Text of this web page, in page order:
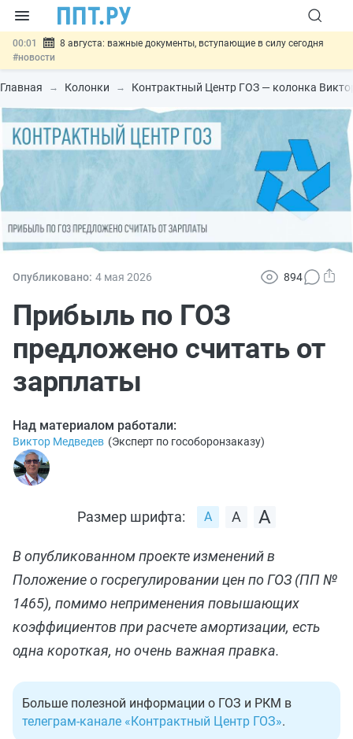
00:01
8 августа: важные документы, вступающие в силу сегодня
#новости
07.08 Подписан закон о блокировке продажи опасных товаров через
«Честный знак»#новости
07.08
Госпошлину за устранение ошибок в документах предлагают
отменить #новости
Разработают единые критерии трудовых и ГПХ-
Главная Колонки Контрактный Центр ГОЗ — колонка
Опубликовано: 4 мая 2026 894
Прибыль по ГОЗ
предложено считать от
зарплаты
Над материалом работали:
Виктор Медведев (Эксперт по гособоронзаказу)
Размер шрифта:
В опубликованном проекте изменений в
Положение о госрегулировании цен по ГОЗ (ПП №
1465), помимо неприменения повышающих
коэффициентов при расчете амортизации, есть
одна короткая, но очень важная правка.
Больше полезной информации о ГОЗ и РКМ в
телеграм-канале «Контрактный Центр ГОЗ».